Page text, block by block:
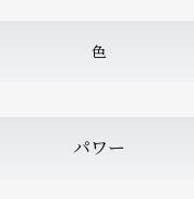
色
パワー